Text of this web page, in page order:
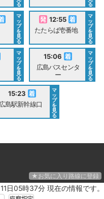
る
る
マ
ッ
プ
を
見
る
12:55
たたらば壱番地
マ
ッ
プ
を
見
る
マ
ッ
プ
を
見
る
15:06
広島バスセンタ
ー
マ
ッ
プ
を
見
る
15:23
広島駅新幹線口
マ
ッ
プ
を
見
る
★お気に入り路線に登録
日05時37分 現在の情報です。